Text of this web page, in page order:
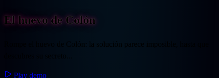
El huevo de Colón
Rompe el huevo de Colón: la solución parece imposible, hasta que
Play demo